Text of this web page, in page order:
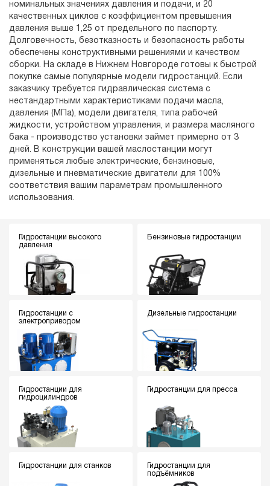
номинальных значениях давления и подачи, и 20
качественных циклов с коэффициентом превышения
давления выше 1,25 от предельного по паспорту.
Долговечность, безотказность и безопасность работы
обеспечены конструктивными решениями и качеством
сборки. На складе в Нижнем Новгороде готовы к быстрой
покупке самые популярные модели гидростанций. Если
заказчику требуется гидравлическая система с
нестандартными характеристиками подачи масла,
давления (МПа), модели двигателя, типа рабочей
жидкости, устройством управления, и размера масляного
бака - производство установки займет примерно от 3
дней. В конструкции вашей маслостанции могут
применяться любые электрические, бензиновые,
дизельные и пневматические двигатели для 100%
соответствия вашим параметрам промышленного
использования.
Гидростанции высокого
давления
Бензиновые гидростанции
Гидростанции с
электроприводом
Дизельные гидростанции
Гидростанции для
гидроцилиндров
Гидростанции для пресса
Гидростанции для станков
Гидростанции для
подъёмников